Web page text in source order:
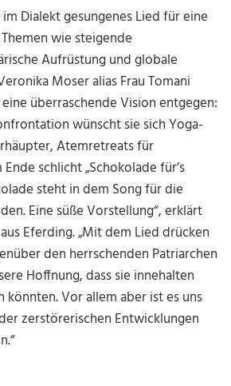
Dialekt gesungenes Lied für eine
wie steigende
Aufrüstung und globale
Moser alias Frau Tomani
überraschende Vision entgegen:
wünscht sie sich Yoga-
Atemretreats für
schlicht „Schokolade für’s
steht in dem Song für die
Eine süße Vorstellung“, erklärt
Eferding. „Mit dem Lied drücken
den herrschenden Patriarchen
Hoffnung, dass sie innehalten
könnten. Vor allem aber ist es uns
zerstörerischen Entwicklungen